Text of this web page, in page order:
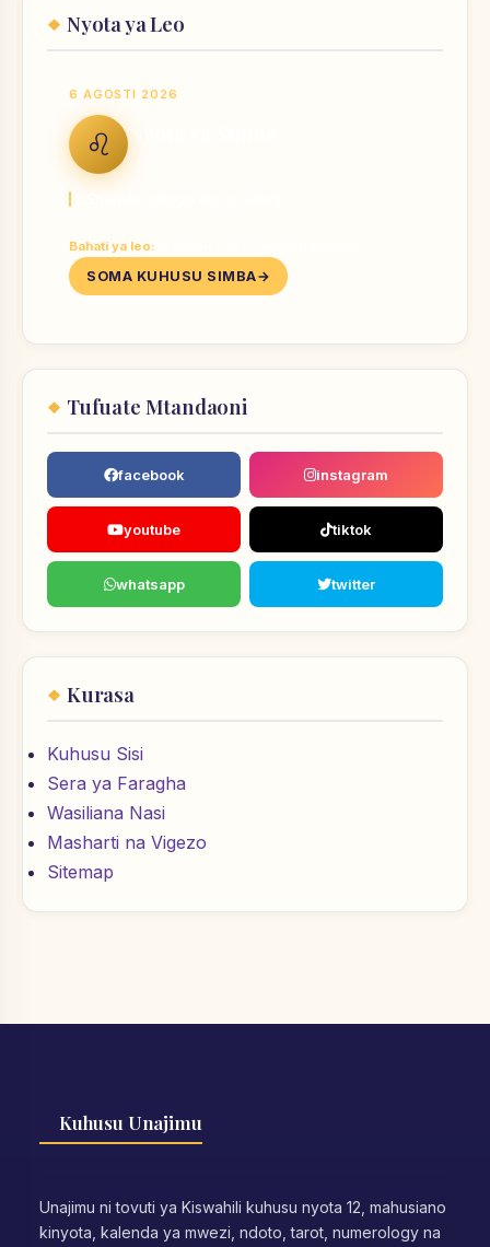
Nyota ya Leo
6 AGOSTI 2026
♌ Nyota ya Simba
Bahati ya leo:
SOMA KUHUSU SIMBA
Tufuate Mtandaoni
facebook instagram
youtube tiktok
whatsapp twitter
Kurasa
Kuhusu Sisi
Sera ya Faragha
Wasiliana Nasi
Masharti na Vigezo
Sitemap
Kuhusu Unajimu
Unajimu ni tovuti ya Kiswahili kuhusu nyota 12, mahusiano
kinyota, kalenda ya mwezi, ndoto, tarot, numerology na